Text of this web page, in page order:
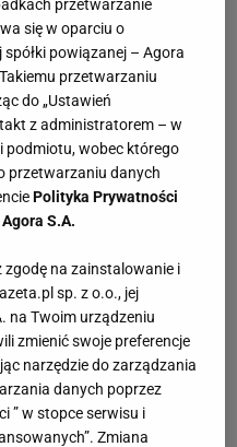
przetwarzanie
się w oparciu o
powiązanej – Agora
przetwarzaniu
do „Ustawień
z administratorem – w
podmiotu, wobec którego
przetwarzaniu danych
Polityka Prywatności
S.A.
zgodę na zainstalowanie i
sp. z o.o., jej
na Twoim urządzeniu
zmienić swoje preferencje
narzędzie do zarządzania
danych poprzez
” w stopce serwisu i
Zmiana